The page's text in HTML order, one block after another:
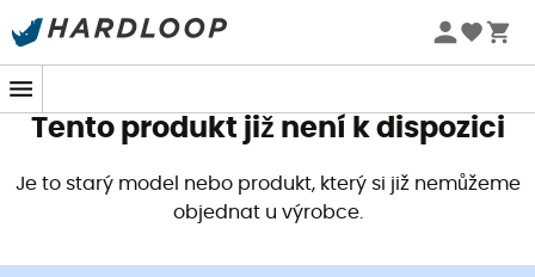
Letní akce 🔥 -5 % EXTRA při nákupu 2 produktů* s kódem
Tento produkt již není k dispozici
Je to starý model nebo produkt, který si již nemůžeme
objednat u výrobce.
Kolekce Petzl